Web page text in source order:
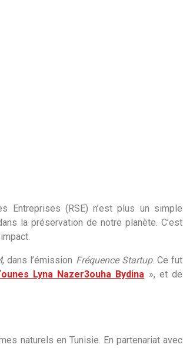
Entreprises (RSE) n’est plus un simple
la préservation de notre planète. C’est
, dans l’émission Fréquence Startup. Ce fut
Lyna Nazer3ouha Bydina », et de
naturels en Tunisie. En partenariat avec